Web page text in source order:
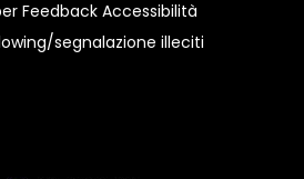
Feedback Accessibilità
segnalazione illeciti